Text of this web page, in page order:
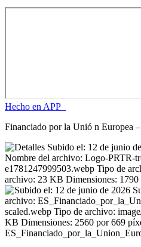
Hecho en APP_
Financiado por la Unió n Europea –